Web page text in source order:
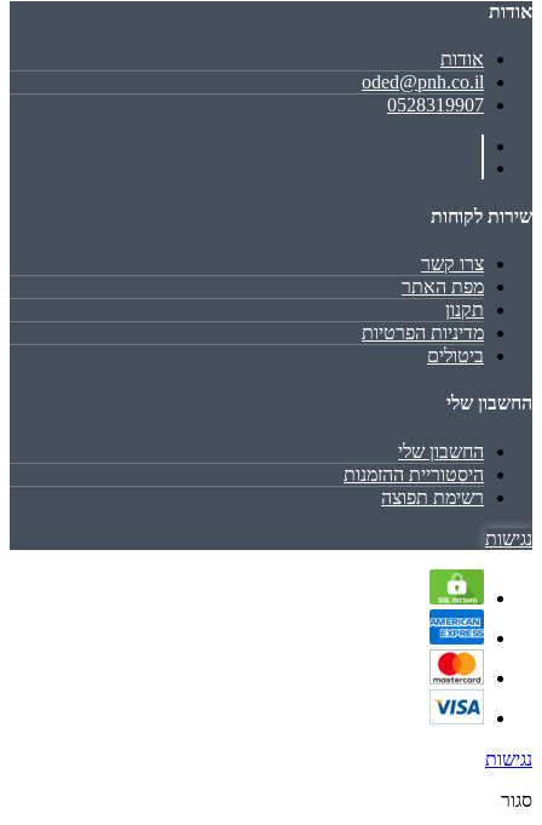
אודות
אודות
oded@pnh.co.il
0528319907
שירות לקוחות
צרו קשר
מפת האתר
תקנון
מדיניות הפרטיות
ביטולים
החשבון שלי
החשבון שלי
היסטוריית ההזמנות
רשימת תפוצה
נגישות
נגישות
סגור